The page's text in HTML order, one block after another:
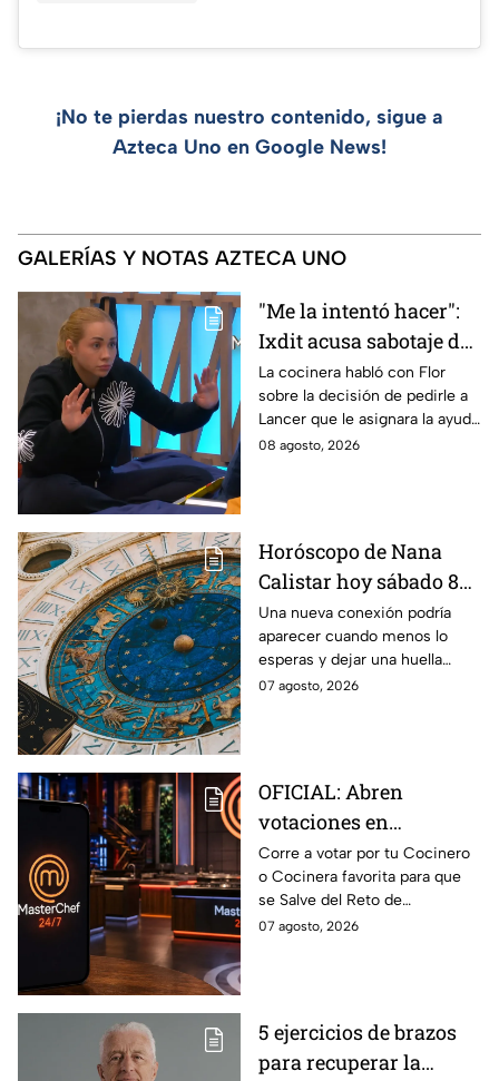
¡No te pierdas nuestro contenido, sigue a
Azteca Uno en Google News!
GALERÍAS Y NOTAS AZTECA UNO
"Me la intentó hacer":
Ixdit acusa sabotaje de
Ramahá en la pasada
gala de salvación de
MasterChef 24/7
La cocinera habló con Flor
sobre la decisión de pedirle a
Lancer que le asignara la ayuda
de Ramahá y no la de Daniela
08 agosto, 2026
Horóscopo de Nana
Calistar hoy sábado 8
de agosto del 2026 para
cada signo; una
conexión inesperada
podría transformar tus
Una nueva conexión podría
aparecer cuando menos lo
esperas y dejar una huella
importante.
07 agosto, 2026
OFICIAL: Abren
votaciones en
MasterChef 24/7 para
que salves a un
Cocinero del Reto de
Eliminación de este
Corre a votar por tu Cocinero
o Cocinera favorita para que
se Salve del Reto de
Eliminación de MasterChef
07 agosto, 2026
5 ejercicios de brazos
para recuperar la